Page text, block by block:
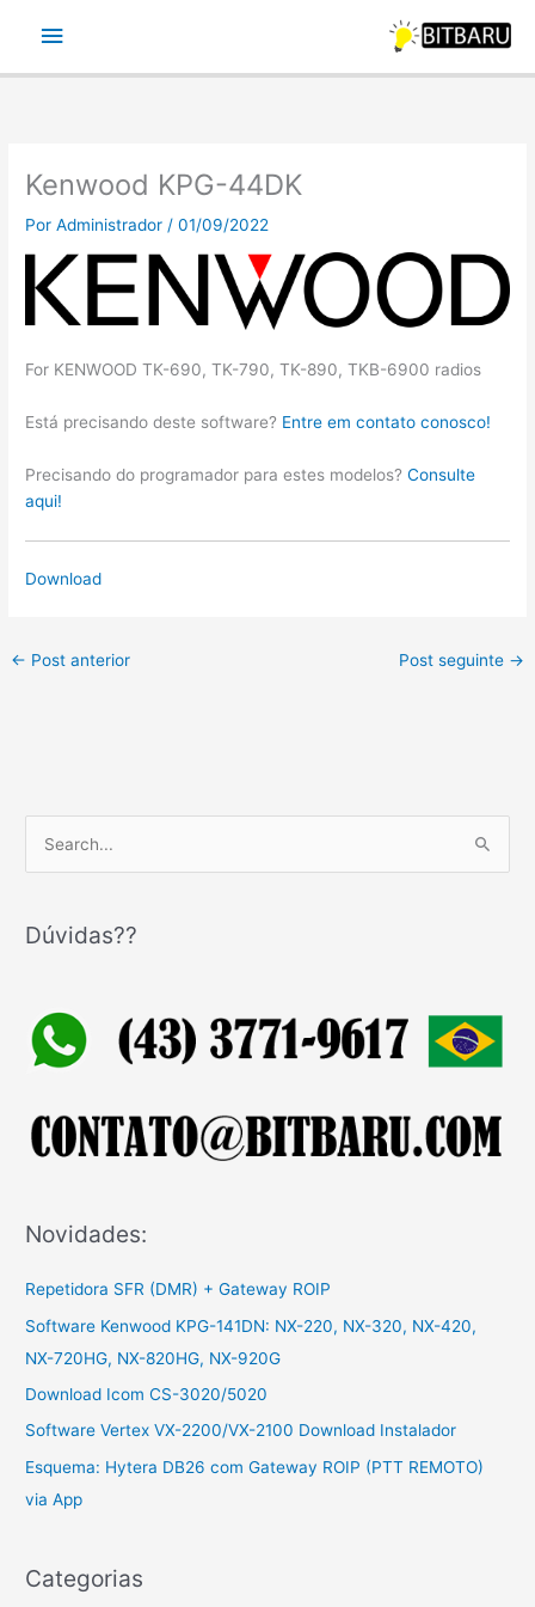
Menu
principal
Kenwood KPG-44DK
PorAdministrador /01/09/2022
For KENWOOD TK-690, TK-790, TK-890, TKB-6900 radios
Está precisando deste software? Entre em contato conosco!
Precisando do programador para estes modelos?Consulte
aqui!
Download
← Post anterior Post seguinte →
q
a
p
o
Dúvidas??
Novidades:
Repetidora SFR (DMR) + Gateway ROIP
Software Kenwood KPG-141DN: NX-220, NX-320, NX-420,
NX-720HG, NX-820HG, NX-920G
Download Icom CS-3020/5020
Software Vertex VX-2200/VX-2100 Download Instalador
Esquema: Hytera DB26 com Gateway ROIP (PTT REMOTO)
via App
Categorias